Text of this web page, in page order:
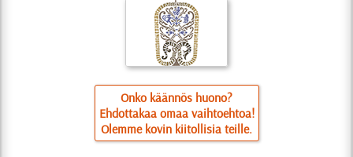
Onko käännös huono?
Ehdottakaa omaa vaihtoehtoa!
Olemme kovin kiitollisia teille.